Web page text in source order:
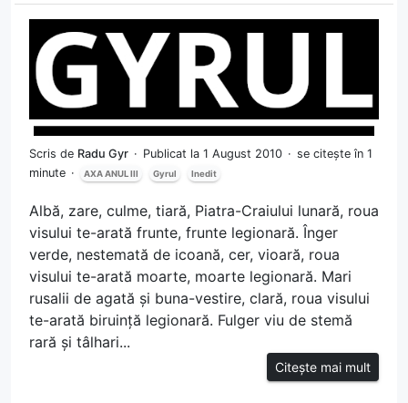
Scris de Radu Gyr Publicat la 1 August 2010
se citește în 1
minute
AXA ANUL III Gyrul Inedit
Albă, zare, culme, tiară, Piatra-Craiului lunară, roua
visului te-arată frunte, frunte legionară. Înger
verde, nestemată de icoană, cer, vioară, roua
visului te-arată moarte, moarte legionară. Mari
rusalii de agată şi buna-vestire, clară, roua visului
te-arată biruință legionară. Fulger viu de stemă
rară şi tâlhari...
Citește mai mult